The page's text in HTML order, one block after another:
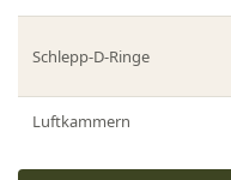
Schlepp-D-Ringe
Luftkammern